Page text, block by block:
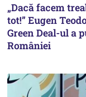
„Dacă facem
tot!” Eugen
Green Deal-ul a
României